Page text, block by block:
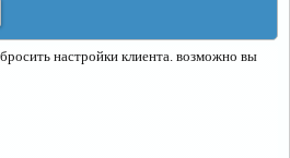
настройки клиента. возможно вы